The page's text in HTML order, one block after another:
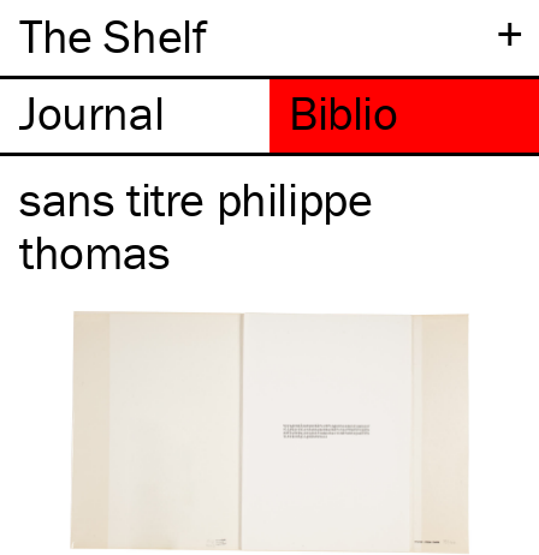
+
The Shelf
sans titre philippe
thomas